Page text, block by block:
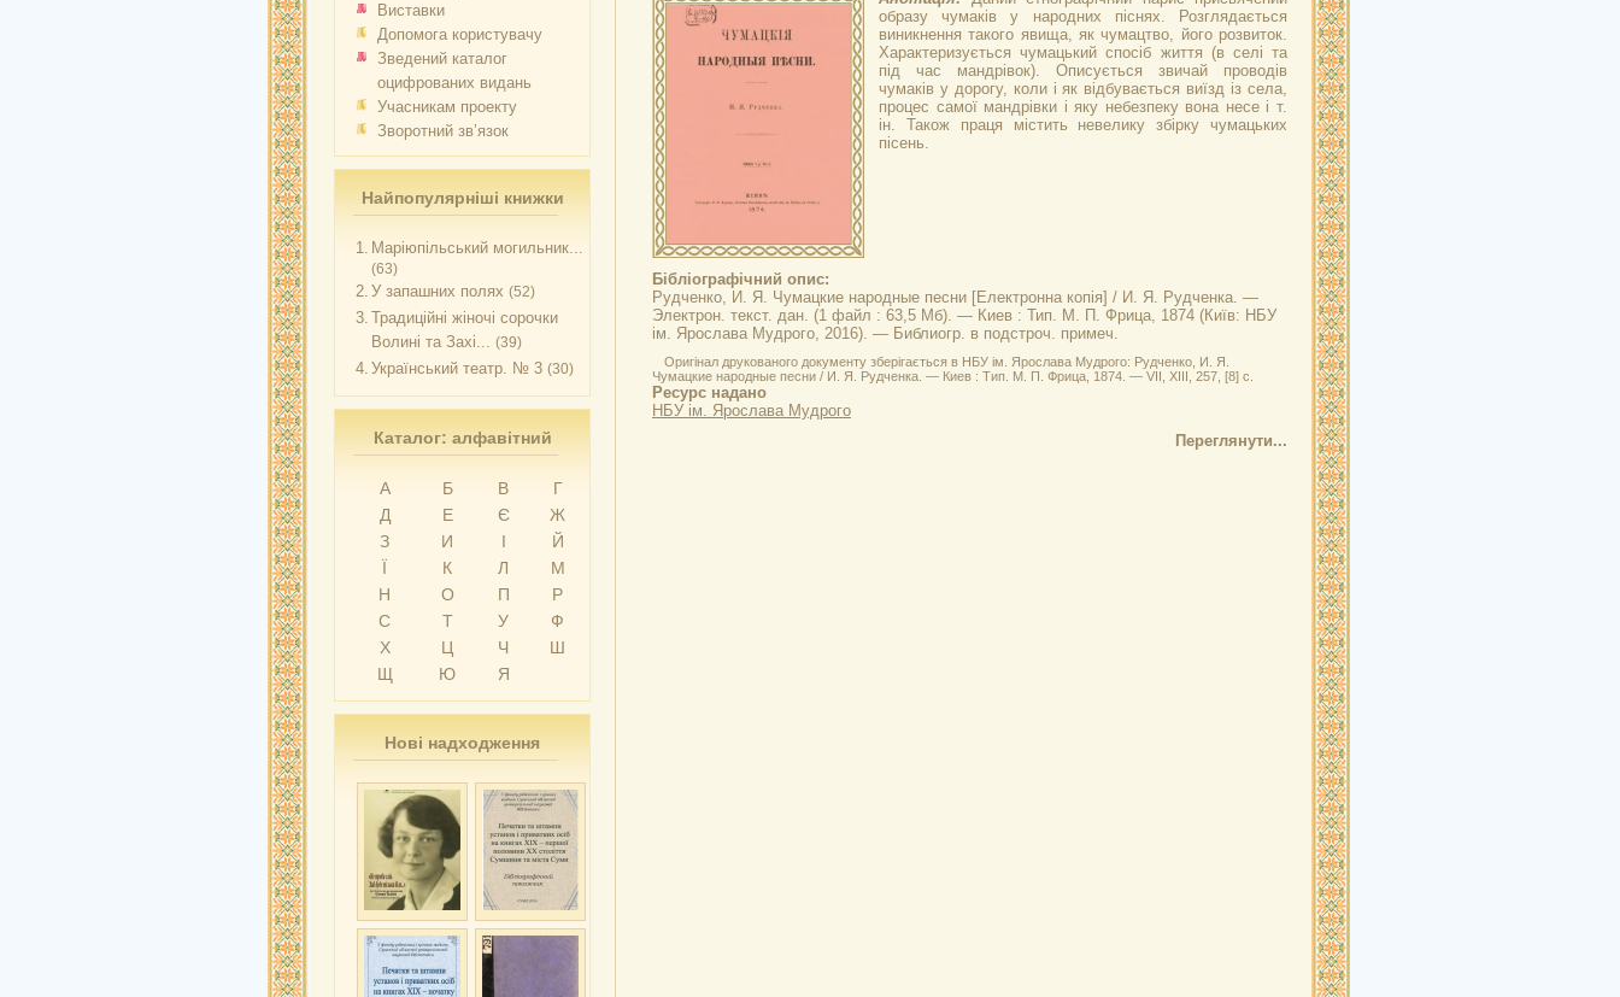
Виставки
Допомога користувачу
Зведений каталог
оцифрованих видань
Учасникам проекту
Зворотний зв’язок
Найпопулярніші книжки
1. Маріюпільський могильник...
(63)
2. У запашних полях (52)
3. Традиційні жіночі сорочки
Волині та Захі... (39)
4. Український театр. № 3 (30)
Каталог: алфавітний
А Б В
Г
Д
Е Є
Ж
З
И І
Й
Ї
К Л
М
Н
О П
Р
С
Т У
Ф
Х
Ц Ч
Ш
Щ
Ю Я
Нові надходження
образу чумаків у народних піснях. Розглядається
виникнення такого явища, як чумацтво, його розвиток.
Характеризується чумацький спосіб життя (в селі та
під час мандрівок). Описується звичай проводів
чумаків у дорогу, коли і як відбувається виїзд із села,
процес самої мандрівки і яку небезпеку вона несе і т.
ін. Також праця містить невелику збірку чумацьких
пісень.
Бібліографічний опис:
Рудченко, И. Я. Чумацкие народные песни [Електронна копія] / И. Я. Рудченка. —
Электрон. текст. дан. (1 файл : 63,5 Мб). — Киев : Тип. М. П. Фрица, 1874 (Київ: НБУ
ім. Ярослава Мудрого, 2016). — Библиогр. в подстроч. примеч.
Оригінал друкованого документу зберігається в НБУ ім. Ярослава Мудрого: Рудченко, И. Я.
Чумацкие народные песни / И. Я. Рудченка. — Киев : Тип. М. П. Фрица, 1874. — VII, XIII, 257, [8] с.
Ресурс надано
НБУ ім. Ярослава Мудрого
Переглянути...